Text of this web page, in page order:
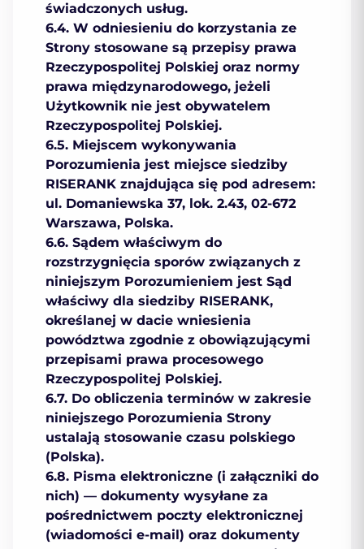
świadczonych usług.
6.4. W odniesieniu do korzystania ze
Strony stosowane są przepisy prawa
Rzeczypospolitej Polskiej oraz normy
prawa międzynarodowego, jeżeli
Użytkownik nie jest obywatelem
Rzeczypospolitej Polskiej.
6.5. Мiejscem wykonywania
Porozumienia jest miejsce siedziby
RISERANK znajdująca się pod adresem:
ul. Domaniewska 37, lok. 2.43, 02-672
Warszawa, Polska.
6.6. Sądem właściwym do
rozstrzygnięcia sporów związanych z
niniejszym Porozumieniem jest Sąd
właściwy dla siedziby RISERANK,
określanej w dacie wniesienia
powództwa zgodnie z obowiązującymi
przepisami prawa procesowego
Rzeczypospolitej Polskiej.
6.7. Do obliczenia terminów w zakresie
niniejszego Porozumienia Strony
ustalają stosowanie czasu polskiego
(Polska).
6.8. Pisma elektroniczne (i załączniki do
nich) — dokumenty wysyłane za
pośrednictwem poczty elektronicznej
(wiadomości e-mail) oraz dokumenty